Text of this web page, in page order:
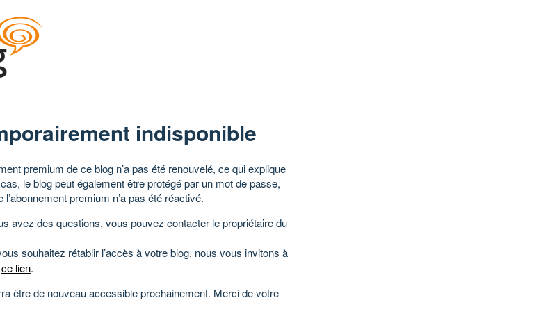
indisponible
premium de ce blog n’a pas été renouvelé, ce qui explique
le blog peut également être protégé par un mot de passe,
premium n’a pas été réactivé.
avez des questions, vous pouvez contacter le propriétaire du
souhaitez rétablir l’accès à votre blog, nous vous invitons à
ce lien.
être de nouveau accessible prochainement. Merci de votre